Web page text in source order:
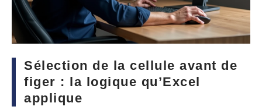
Sélection de la cellule avant de
figer : la logique qu’Excel
applique